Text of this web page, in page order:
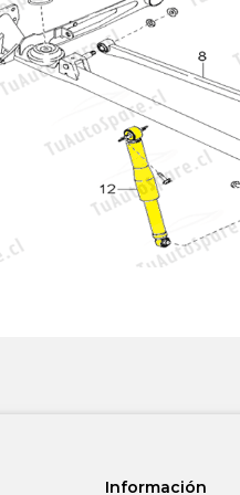
Información